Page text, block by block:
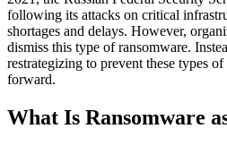
following its attacks on critical
shortages and delays. However,
dismiss this type of ransomware.
restrategizing to prevent these types
forward.
What Is Ransomware